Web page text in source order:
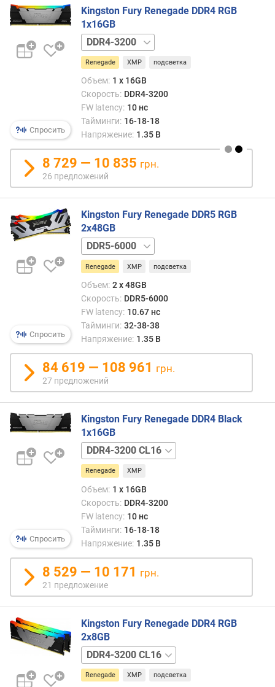
Спросить
Kingston Fury Renegade DDR4 RGB
1x16GB
DDR4-
3600
Renegade XMP подсветка
Объем: 1 x 16GB
Скорость: DDR4-3200
FW latency: 10 нс
Тайминги: 16-18-18
Напряжение: 1.35 В
8 729 — 10 835 грн.
26 предложений
Спросить
Kingston Fury Renegade DDR5 RGB
2x48GB
DDR5-
6400
Renegade XMP подсветка
Объем: 2 x 48GB
Скорость: DDR5-6000
FW latency: 10.67 нс
Тайминги: 32-38-38
Напряжение: 1.35 В
84 619 — 108 961 грн.
27 предложений
Спросить
Kingston Fury Renegade DDR4 Black
1x16GB
DDR4-
3600
CL16
Renegade XMP
Объем: 1 x 16GB
Скорость: DDR4-3200
FW latency: 10 нс
Тайминги: 16-18-18
Напряжение: 1.35 В
8 529 — 10 171 грн.
21 предложение
Kingston Fury Renegade DDR4 RGB
2x8GB
DDR4-
3600
CL16
Renegade XMP подсветка